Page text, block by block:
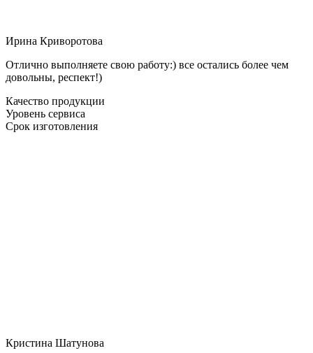
Ирина Криворотова
Отлично выполняете свою работу:) все остались более чем
довольны, респект!)
Качество продукции
Уровень сервиса
Срок изготовления
Кристина Шатунова